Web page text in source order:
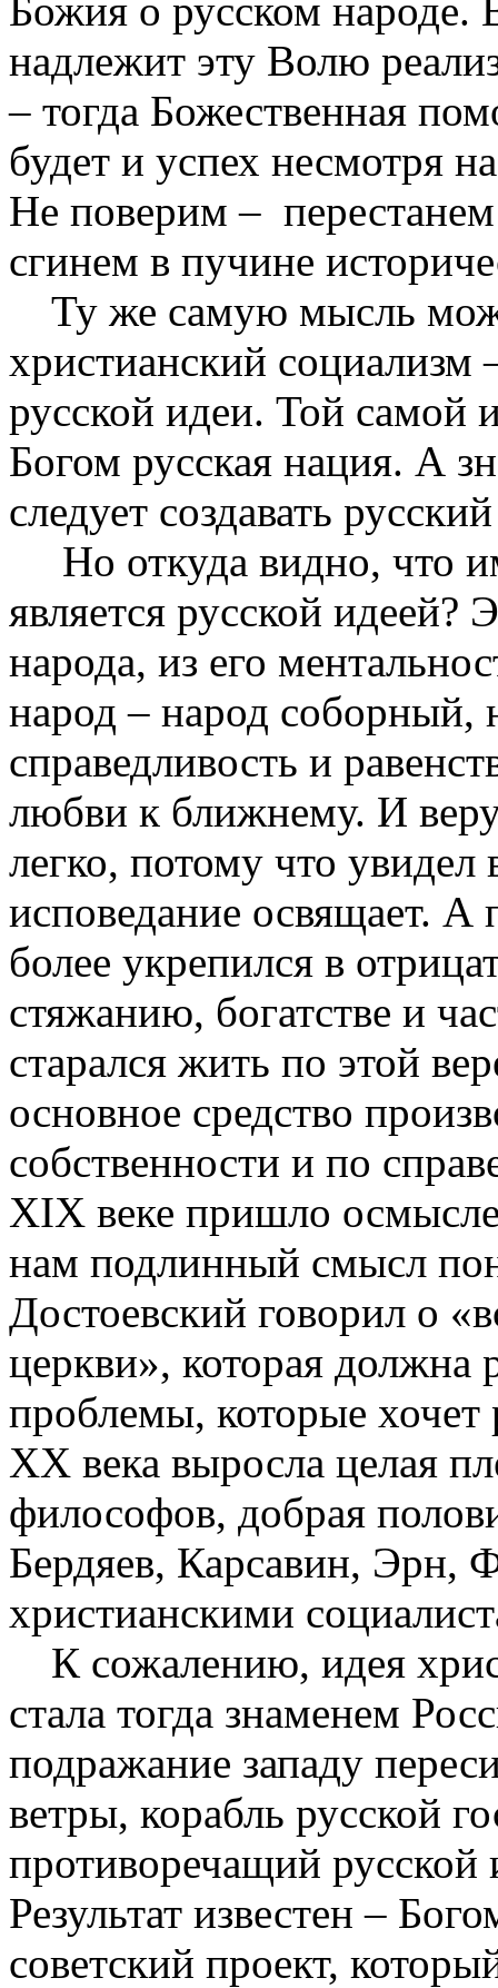
Божия о русском
надлежит эту Волю
– тогда Божественная
будет и успех несмотря
Не поверим –
сгинем в пучине
Ту же самую мысль
христианский социализм
русской идеи. Той самой
Богом русская нация. А
следует создавать
Но откуда видно, что
является русской идеей?
народа, из его
народ – народ
справедливость и
любви к ближнему. И
легко, потому что увидел
исповедание освящает. А
более укрепился в
стяжанию, богатстве и
старался жить по этой
основное средство
собственности и по
XIX веке пришло
нам подлинный смысл
Достоевский говорил о
церкви», которая должна
проблемы, которые
XX века выросла целая
философов, добрая
Бердяев, Карсавин, Эрн,
христианскими
К сожалению, идея
стала тогда знаменем
подражание западу
ветры, корабль русской
противоречащий русской
Результат известен –
советский проект,